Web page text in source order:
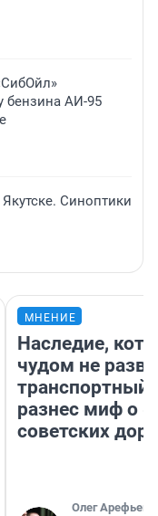
бензина АИ-95
Синоптики
МНЕНИЕ
Наследие,
чудом не
транспортный
разнес миф о
советских
Олег Арефьев